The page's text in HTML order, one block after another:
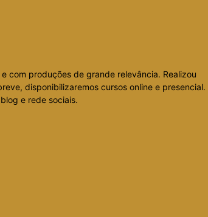
com produções de grande relevância. Realizou
disponibilizaremos cursos online e presencial.
e rede sociais.